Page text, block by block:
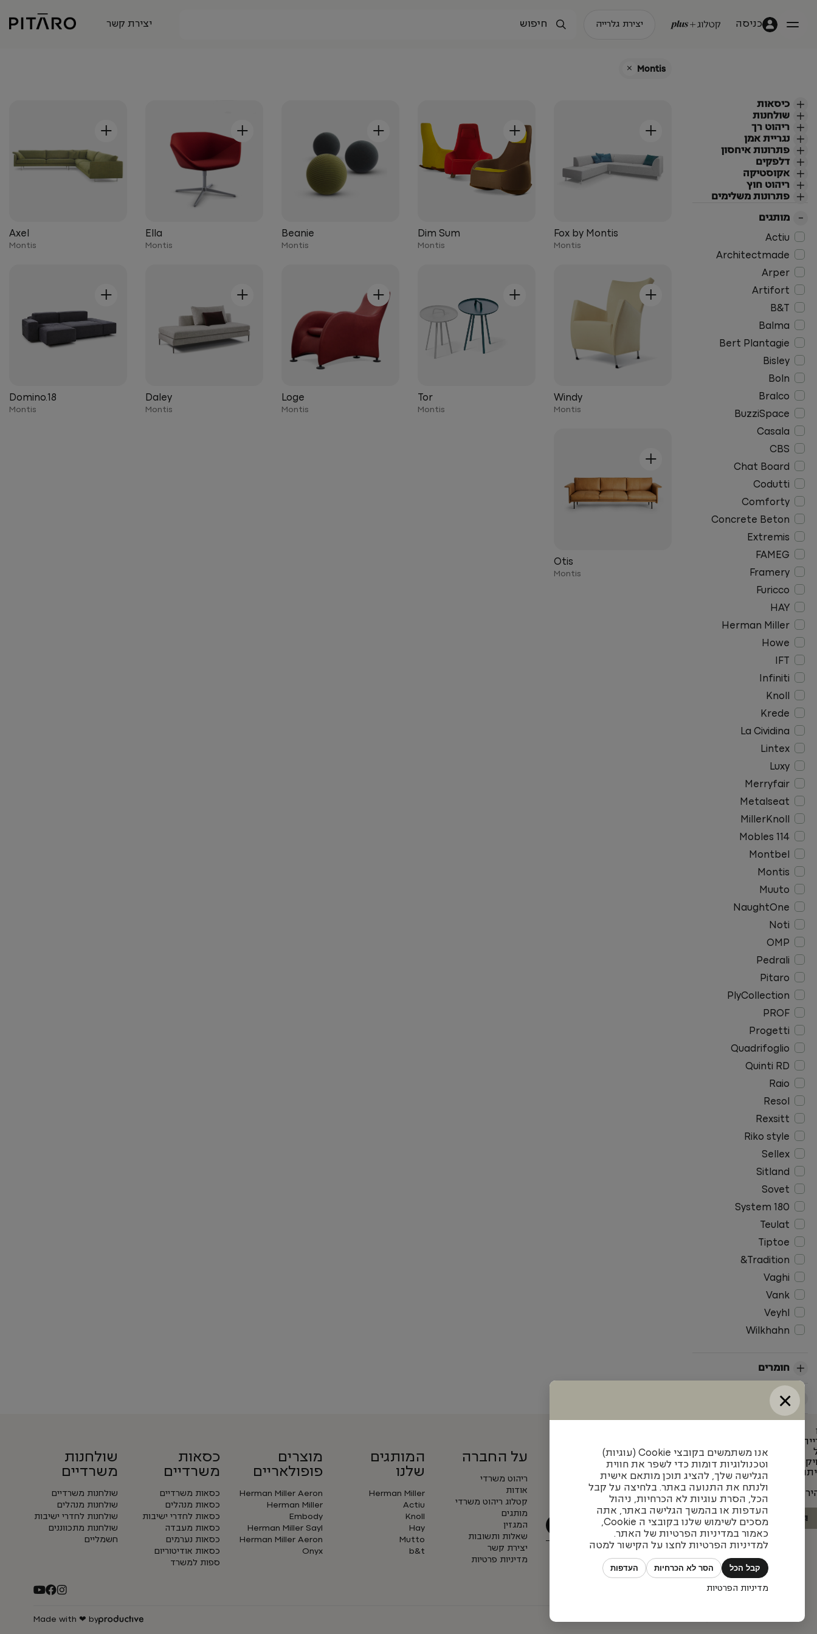
כניסה יצירת גלרייה יצירת קשר
כיסאות
שולחנות
ריהוט רך
נגריית אמן
פתרונות איחסון
דלפקים
אקוסטיקה
ריהוט חוץ
פתרונות משלימים
מותגים
Actiu
Architectmade
Arper
Artifort
B&T
Balma
Bert Plantagie
Bisley
Boln
Bralco
BuzziSpace
Casala
CBS
Chat Board
Codutti
Comforty
Concrete Beton
Extremis
FAMEG
Framery
Furicco
HAY
Herman Miller
Howe
IFT
Infiniti
Knoll
Krede
La Cividina
Lintex
Luxy
Merryfair
Metalseat
MillerKnoll
Mobles 114
Montbel
Montis
Muuto
NaughtOne
Noti
OMP
Pedrali
Pitaro
PlyCollection
PROF
Progetti
Quadrifoglio
Quinti RD
Raio
Resol
Rexsitt
Riko style
Sellex
Sitland
Sovet
System 180
Teulat
Tiptoe
Tradition&
Vaghi
Vank
Veyhl
Wilkhahn
חומרים
קטלוגים
Montis
+
+
Fox by Montis
Montis
+
Dim Sum
Montis
+
Beanie
Montis
+
Ella
Montis
+
Axel
Montis
+
Windy
Montis
+
Tor
Montis
+
Loge
Montis
+
Daley
Montis
+
Domino.18
Montis
+
Otis
Montis
הבא
4
עדכונים והשראה מאיתנו
הצטרפו לניוזלטר שלנו כדי להתעדכן בעיצובים חדשים,
פרויקטים מעניינים ומגמות בתחום
על החברה
ריהוט משרדי
אודות
קטלוג ריהוט משרדי
מותגים
המגזין
שאלות ותשובות
יצירת קשר
מדיניות פרטיות
המותגים
שלנו
Herman Miller
Actiu
Knoll
Hay
Mutto
b&t
מוצרים
פופולאריים
Herman Miller Aeron
Herman Miller
Embody
Herman Miller Sayl
Herman Miller Aeron
Onyx
כסאות
משרדיים
כסאות משרדיים
כסאות מנהלים
כסאות לחדרי ישיבות
כסאות מעבדה
כסאות נערמים
כסאות אודיטוריום
ספות למשרד
שולחנות
משרדיים
שולחנות משרדיים
שולחנות מנהלים
שולחנות לחדרי ישיבות
שולחנות מתכווננים
חשמליים
כל הזכויות שמורות © פיטרו ריהוט משרדי 2026 Made with ❤ by
×
אנו משתמשים בקובצי Cookie (עוגיות)
וטכנולוגיות דומות כדי לשפר את חווית
הגלישה שלך, להציג תוכן מותאם אישית
ולנתח את התנועה באתר. בלחיצה על קבל
הכל, הסרת עוגיות לא הכרחיות, ניהול
העדפות או בהמשך הגלישה באתר, אתה
מסכים לשימוש שלנו בקובצי ה Cookie,
כאמור במדיניות הפרטיות של האתר.
למדיניות הפרטיות לחצו על הקישור למטה
קבל הכל הסר לא הכרחיות העדפות
מדיניות הפרטיות